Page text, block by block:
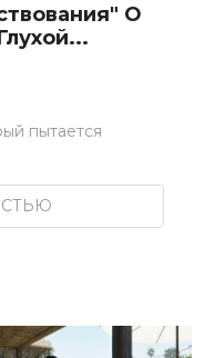
О
пытается